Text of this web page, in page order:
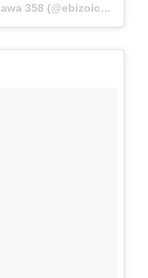
Фото опубликовано ebizo ichikawa 358 (@ebizoichikawa.ebizoichikawa)